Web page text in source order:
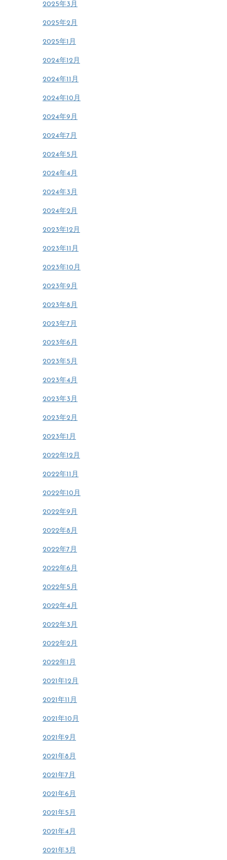
2025年3月
2025年2月
2025年1月
2024年12月
2024年11月
2024年10月
2024年9月
2024年7月
2024年5月
2024年4月
2024年3月
2024年2月
2023年12月
2023年11月
2023年10月
2023年9月
2023年8月
2023年7月
2023年6月
2023年5月
2023年4月
2023年3月
2023年2月
2023年1月
2022年12月
2022年11月
2022年10月
2022年9月
2022年8月
2022年7月
2022年6月
2022年5月
2022年4月
2022年3月
2022年2月
2022年1月
2021年12月
2021年11月
2021年10月
2021年9月
2021年8月
2021年7月
2021年6月
2021年5月
2021年4月
2021年3月